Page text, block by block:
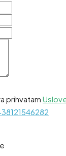
prihvatam